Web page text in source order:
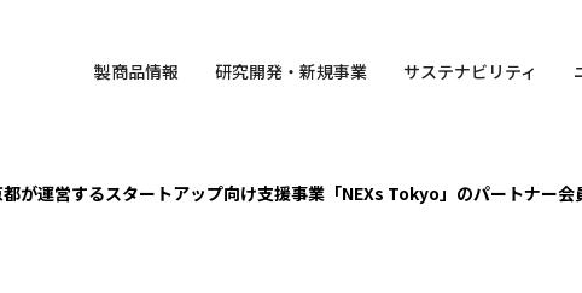
製商品情報 研究開発・ 新規事業 サステナビリティ
が運営するスタートアップ向け支援事業「NEXs Tokyo」のパートナー会